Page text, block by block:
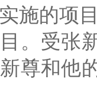
施的项
。受张
尊和他